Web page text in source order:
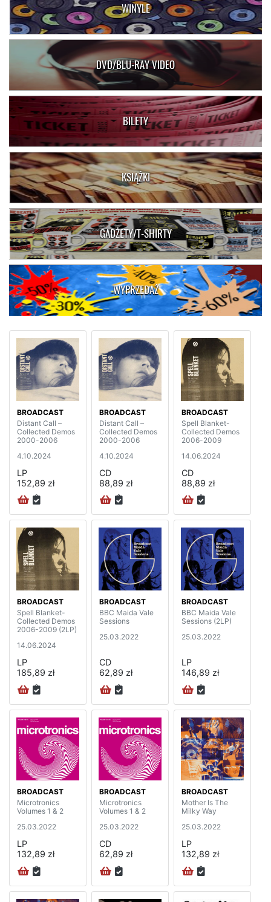
WINYLE
DVD/BLU-RAY VIDEO
BILETY
KSIĄŻKI
GADŻETY/T-SHIRTY
WYPRZEDAŻ
BROADCAST
Distant Call –
Collected Demos
2000-2006
4.10.2024
LP
152,89 zł
BROADCAST
Distant Call –
Collected Demos
2000-2006
4.10.2024
CD
88,89 zł
BROADCAST
Spell Blanket-
Collected Demos
2006-2009
14.06.2024
CD
88,89 zł
BROADCAST
Spell Blanket-
Collected Demos
2006-2009 (2LP)
14.06.2024
LP
185,89 zł
BROADCAST
BBC Maida Vale
Sessions
25.03.2022
CD
62,89 zł
BROADCAST
BBC Maida Vale
Sessions (2LP)
25.03.2022
LP
146,89 zł
BROADCAST
Microtronics
Volumes 1 & 2
25.03.2022
LP
132,89 zł
BROADCAST
Microtronics
Volumes 1 & 2
25.03.2022
CD
62,89 zł
BROADCAST
Mother Is The
Milky Way
25.03.2022
LP
132,89 zł